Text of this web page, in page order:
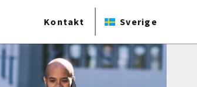
Kontakt Sverige